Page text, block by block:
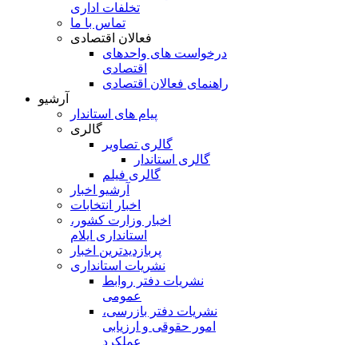
تخلفات اداری
تماس با ما
فعالان اقتصادی
درخواست های واحدهای
اقتصادی
راهنمای فعالان اقتصادی
آرشیو
پیام های استاندار
گالری
گالری تصاویر
گالری استاندار
گالری فیلم
آرشیو اخبار
اخبار انتخابات
اخبار وزارت کشور،
استانداری ایلام
پربازدیدترین اخبار
نشریات استانداری
نشریات دفتر روابط
عمومی
نشريات دفتر بازرسی،
امور حقوقی و ارزيابی
عملکرد